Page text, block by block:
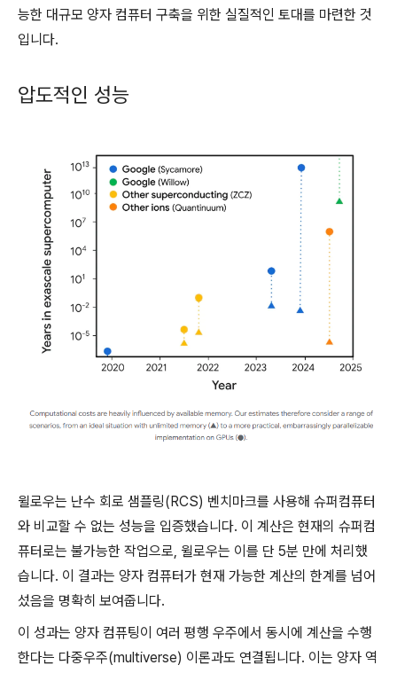
능한 대규모 양자 컴퓨터 구축을 위한 실질적인 토대를 마련한 것
입니다.
압도적인 성능
윌로우는 난수 회로 샘플링(RCS) 벤치마크를 사용해 슈퍼컴퓨터
와 비교할 수 없는 성능을 입증했습니다. 이 계산은 현재의 슈퍼컴
퓨터로는 불가능한 작업으로, 윌로우는 이를 단 5분 만에 처리했
습니다. 이 결과는 양자 컴퓨터가 현재 가능한 계산의 한계를 넘어
섰음을 명확히 보여줍니다.
이 성과는 양자 컴퓨팅이 여러 평행 우주에서 동시에 계산을 수행
한다는 다중우주(multiverse) 이론과도 연결됩니다. 이는 양자 역